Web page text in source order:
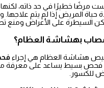
مرضًا خطيرًا في حد ذاته، لكنها
حياة المريض إذا لم يتم علاجها.
السيطرة على الأعراض ومنع
بهشاشة العظام؟
هشاشة العظام هي إجراء
فحص بسيط يساعد على معرفة
للكسور.